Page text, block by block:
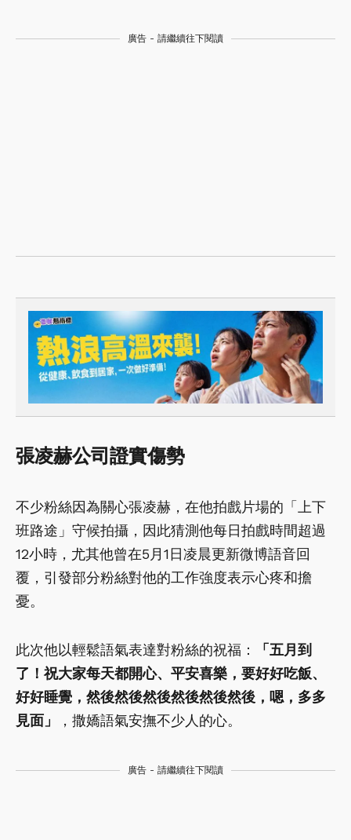
廣告 - 請繼續往下閱讀
張凌赫公司證實傷勢
不少粉絲因為關心張凌赫，在他拍戲片場的「上下
班路途」守候拍攝，因此猜測他每日拍戲時間超過
12小時，尤其他曾在5月1日凌晨更新微博語音回
覆，引發部分粉絲對他的工作強度表示心疼和擔
憂。
此次他以輕鬆語氣表達對粉絲的祝福：
「五月到
了！祝大家每天都開心、平安喜樂，要好好吃飯、
好好睡覺，然後然後然後然後然後然後，嗯，多多
見面」
，撒嬌語氣安撫不少人的心。
廣告 - 請繼續往下閱讀